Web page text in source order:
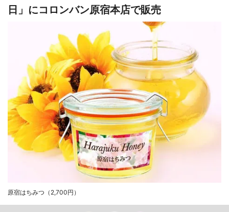
日」にコロンバン原宿本店で販売
原宿はちみつ（2,700円）